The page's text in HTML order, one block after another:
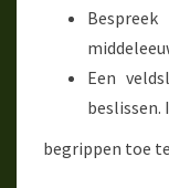
Een
begrippen toe